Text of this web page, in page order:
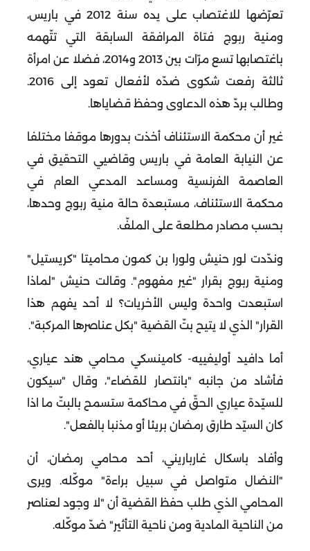
تعرّضها للاغتصاب على يده سنة 2012 في باريس،
ومنية ربوج فتاة المرافقة السابقة التي تتّهمه
باغتصابها تسع مرّات بين 2013 و2014، فضلا عن امرأة
ثالثة رفعت شكوى ضدّه لأفعال تعود إلى 2016.
وطالب بردّ هذه الدعاوى وحفظ قضاياها.
غير أن محكمة الاستئناف أخذت بدورها موقفا مختلفا
عن النيابة العامة في باريس وقاضيي التحقيق في
العاصمة الفرنسية ومساعد المدعي العام في
محكمة الاستئناف، مستبعدة حالة منية ربوج وحدها،
بحسب مصادر مطلعة على الملفّ.
وندّدت لور حنيش ولورا بن كمون محاميتا "كريستيل"
ومنية ربوج بقرار "غير مفهوم". وقالت حنيش "لماذا
استبعدت واحدة وليس الأخريات؟ لا أحد يفهم هذا
القرار" الذي لا يتيح بتّ القضية "بكل عناصرها المركبة".
أما دافيد أوليفييه- كامينسكي محامي هند عياري،
فأشاد من جانبه "بانتصار للقضاء"، وقال "سيكون
للسيّدة عياري الحقّ في محاكمة ستسمح بالبتّ ما اذا
كان السيّد طارق رمضان بريئا أو مذنبا بالفعل".
وأفاد باسكال غارباريني، أحد محامي رمضان، أن
"النضال متواصل في سبيل براءة" موكّله. ويرى
المحامي الذي طلب حفظ القضية أن "لا وجود لعناصر
من الناحية المادية ومن ناحية التأثير" ضدّ موكّله.